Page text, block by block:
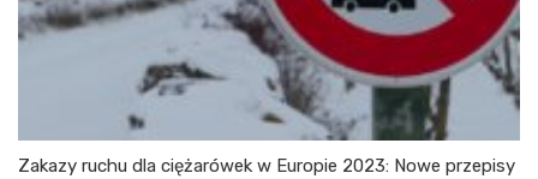
Zakazy ruchu dla ciężarówek w Europie 2023: Nowe przepisy